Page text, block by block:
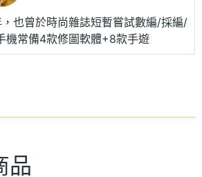
也曾於時尚雜誌短暫嘗試數編/採編/
機常備4款修圖軟體+8款手遊
品